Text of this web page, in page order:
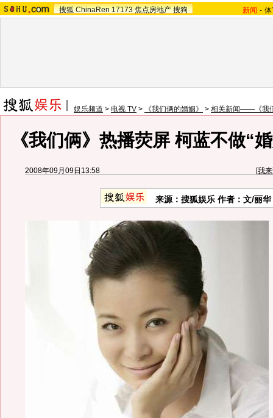
搜狐 ChinaRen 17173 焦点房地产 搜狗 新闻 -
娱乐频道 > 电视 TV > 《我们俩的婚姻》 > 相关新闻——《我
《我们俩》热播荧屏 柯蓝不做“
2008年09月09日13:58 [我
来源：搜狐娱乐 作者：文/丽华